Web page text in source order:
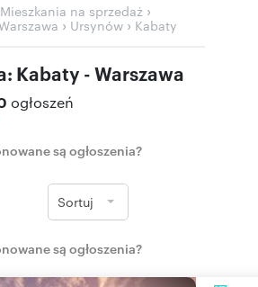
Mieszkania na sprzedaż ›
› Ursynów › Kabaty
Kabaty - Warszawa
ogłoszeń
są ogłoszenia?
Sortuj
są ogłoszenia?